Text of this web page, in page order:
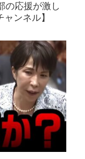
の応援が激し
ンネル】